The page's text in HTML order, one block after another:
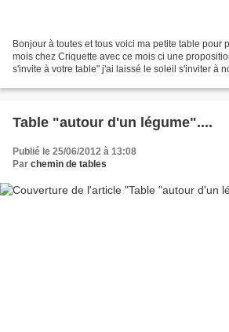
Bonjour à toutes et tous voici ma petite table pour
mois chez Criquette avec ce mois ci une
s'invite à votre table" j'ai laissé le soleil s'inviter à
Table "autour d'un légume"....
Publié le 25/06/2012 à 13:08
Par chemin de tables